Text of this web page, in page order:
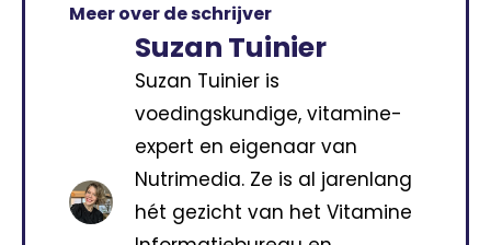
Meer over de schrijver
Suzan Tuinier
Suzan Tuinier is
voedingskundige, vitamine-
expert en eigenaar van
Nutrimedia. Ze is al jarenlang
hét gezicht van het Vitamine